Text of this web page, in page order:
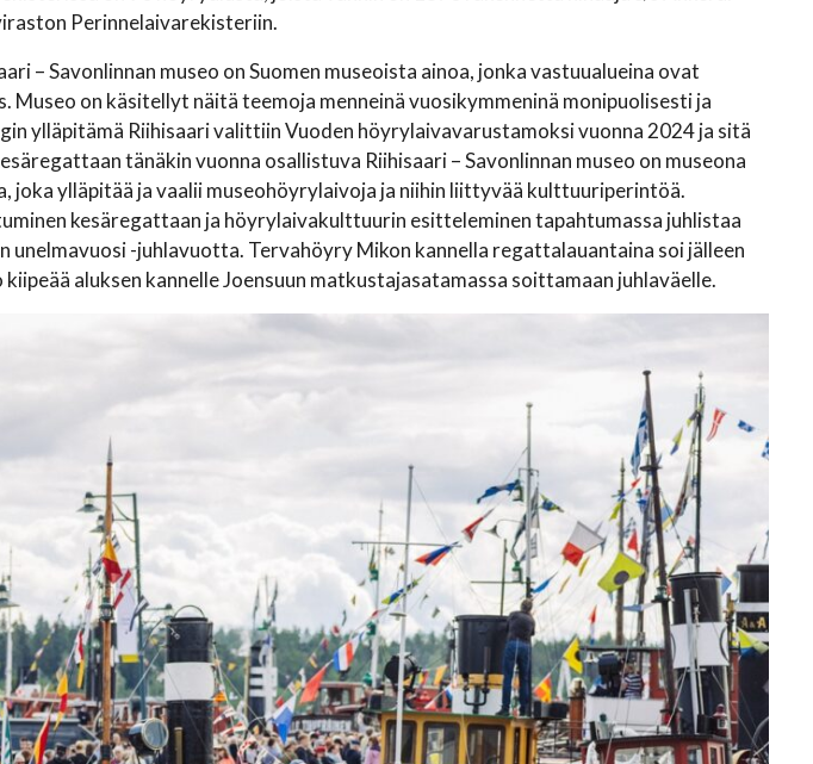
Perinnelaivarekisteriin.
– Savonlinnan museo on Suomen museoista ainoa, jonka vastuualueina ovat
Museo on käsitellyt näitä teemoja menneinä vuosikymmeninä monipuolisesti ja
ylläpitämä Riihisaari valittiin Vuoden höyrylaivavarustamoksi vuonna 2024 ja sitä
tänäkin vuonna osallistuva Riihisaari – Savonlinnan museo on museona
joka ylläpitää ja vaalii museohöyrylaivoja ja niihin liittyvää kulttuuriperintöä.
kesäregattaan ja höyrylaivakulttuurin esitteleminen tapahtumassa juhlistaa
unelmavuosi -juhlavuotta. Tervahöyry Mikon kannella regattalauantaina soi jälleen
aluksen kannelle Joensuun matkustajasatamassa soittamaan juhlaväelle.